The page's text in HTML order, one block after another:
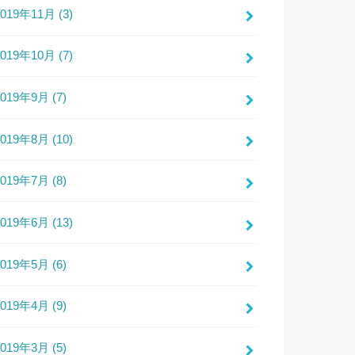
年11月 (3)
年10月 (7)
年9月 (7)
年8月 (10)
年7月 (8)
年6月 (13)
年5月 (6)
年4月 (9)
年3月 (5)